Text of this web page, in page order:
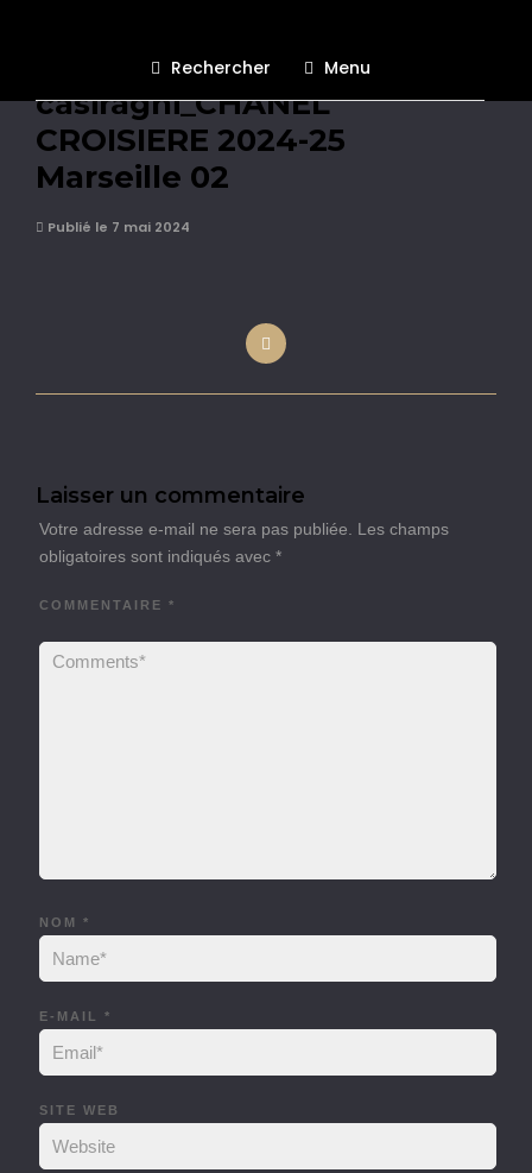
Rechercher Menu
chanel_charlotte-
casiraghi_CHANEL
CROISIERE 2024-25
Marseille 02
Publié le 7 mai 2024
Laisser un commentaire
Votre adresse e-mail ne sera pas publiée.
Les champs
obligatoires sont indiqués avec *
COMMENTAIRE *
NOM *
E-MAIL *
SITE WEB